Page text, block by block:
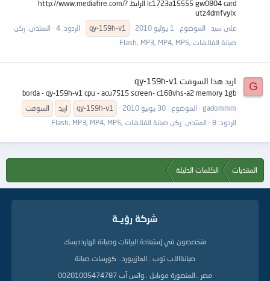
lc1723a15555 gw0804 card الرابط http://www.mediafire.com/?
utz4dmfvylx
على سيد
الموضوع 1 يوليو 2010 qy-159h-v1 الردود: 4 المنتدى: ركن
صيانة الفلاشات ,Flash, MP3, MP4, MP5
G اريد هذا السوفت qy-159h-v1
borda - qy-159h-v1 cpu - acu7515 screen- c168vhs-a2 memory 1gb
gadommm
الموضوع 30 يونيو 2010 qy-159h-v1 اريد
السوفت
الردود: 8
المنتدى: ركن صيانة الفلاشات ,Flash, MP3, MP4, MP5
المنتديات الكلمات الدليلة
شركة رؤيــة
متخصصون في إستعادة البيانات وصيانة الهاردديسك
صيانةالاب توب ..المازربورد.. كورسات صيانة
مصر ..المنصورة موبايل ..واتس آب 00201005474787